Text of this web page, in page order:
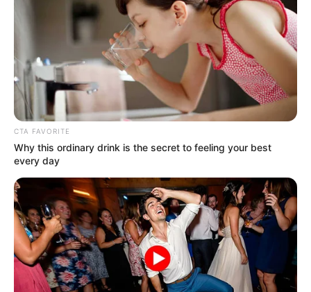
A los 18, las citas no necesitan lujos. No hace
falta un restaurante caro ni promesas
imposibles. Basta una caminata sin rumbo, una
conversación que fluye, una risa inesperada.
Basta alguien que te escuche de verdad, que te
mire sin juzgar, que te haga sentir suficiente tal
y como eres.
CTA FAVORITE
Why this ordinary drink is the secret to feeling your best
every day